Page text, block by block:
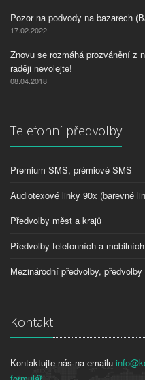
Pozor na podvody na bazarech
17.02.2022
Znovu se rozmáhá prozvánění z
raději nevolejte!
08.04.2018
Telefonní předvolby
Premium SMS, prémiové SMS
Audiotexové linky 90x (barevné
Předvolby měst a krajů
Předvolby telefonních a
Mezinárodní předvolby,
Kontakt
Kontaktujte nás na emailu